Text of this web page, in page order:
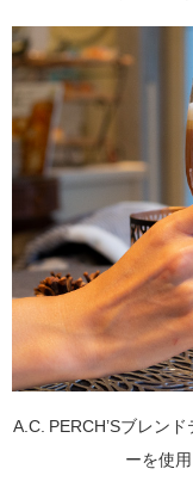
A.C. PERCH’Sブレン
ーを使